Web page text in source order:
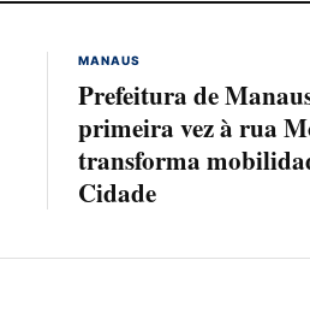
MANAUS
Prefeitura de
primeira vez à rua
transforma
Cidade